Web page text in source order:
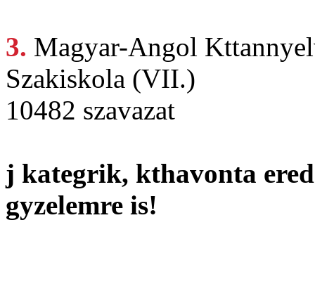
3. Magyar-Angol
Szakiskola (VII.)
10482 szavazat
j kategrik, kthavonta
gyzelemre is!